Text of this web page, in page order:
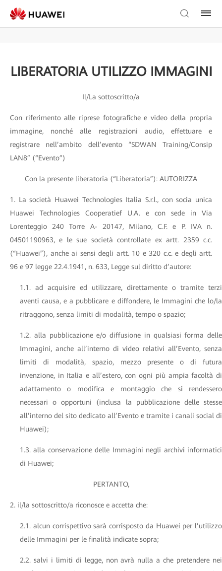
LIBERATORIA UTILIZZO IMMAGINI
Il/La sottoscritto/a
Con riferimento alle riprese fotografiche e video della propria
immagine, nonché alle registrazioni audio, effettuare e
registrare nell’ambito dell’evento “SDWAN Training/Consip
LAN8” (“Evento”)
Con la presente liberatoria (“Liberatoria”): AUTORIZZA
1. La società Huawei Technologies Italia S.r.l., con socia unica
Huawei Technologies Cooperatief U.A. e con sede in Via
Lorenteggio 240 Torre A- 20147, Milano, C.F. e P. IVA n.
04501190963, e le sue società controllate ex artt. 2359 c.c.
(“Huawei”), anche ai sensi degli artt. 10 e 320 c.c. e degli artt.
96 e 97 legge 22.4.1941, n. 633, Legge sul diritto d’autore:
1.1. ad acquisire ed utilizzare, direttamente o tramite terzi
aventi causa, e a pubblicare e diffondere, le Immagini che lo/la
ritraggono, senza limiti di modalità, tempo o spazio;
1.2. alla pubblicazione e/o diffusione in qualsiasi forma delle
Immagini, anche all’interno di video relativi all’Evento, senza
limiti di modalità, spazio, mezzo presente o di futura
invenzione, in Italia e all’estero, con ogni più ampia facoltà di
adattamento o modifica e montaggio che si rendessero
necessari o opportuni (inclusa la pubblicazione delle stesse
all’interno del sito dedicato all’Evento e tramite i canali social di
Huawei);
1.3. alla conservazione delle Immagini negli archivi informatici
di Huawei;
PERTANTO,
2. il/la sottoscritto/a riconosce e accetta che:
2.1. alcun corrispettivo sarà corrisposto da Huawei per l’utilizzo
delle Immagini per le finalità indicate sopra;
2.2. salvi i limiti di legge, non avrà nulla a che pretendere nei